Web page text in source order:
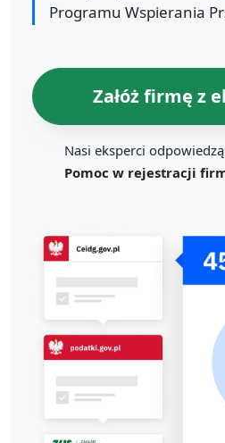
Programu Wspierania
Załóż firmę z
Nasi eksperci
Pomoc w rejestracji